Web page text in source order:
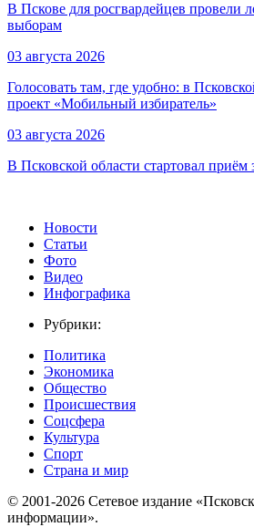
В Пскове для росгвардейцев провели
выборам
03 августа 2026
Голосовать там, где удобно: в
проект «Мобильный избиратель»
03 августа 2026
В Псковской области стартовал
Новости
Статьи
Фото
Видео
Инфографика
Рубрики:
Политика
Экономика
Общество
Происшествия
Соцсфера
Культура
Спорт
Страна и мир
© 2001-2026 Сетевое издание
информации».